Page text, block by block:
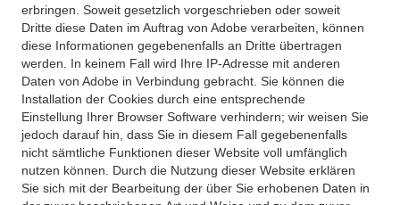
erbringen. Soweit gesetzlich vorgeschrieben oder soweit
Dritte diese Daten im Auftrag von Adobe verarbeiten, können
diese Informationen gegebenenfalls an Dritte übertragen
werden. In keinem Fall wird Ihre IP-Adresse mit anderen
Daten von Adobe in Verbindung gebracht. Sie können die
Installation der Cookies durch eine entsprechende
Einstellung Ihrer Browser Software verhindern; wir weisen Sie
jedoch darauf hin, dass Sie in diesem Fall gegebenenfalls
nicht sämtliche Funktionen dieser Website voll umfänglich
nutzen können. Durch die Nutzung dieser Website erklären
Sie sich mit der Bearbeitung der über Sie erhobenen Daten in